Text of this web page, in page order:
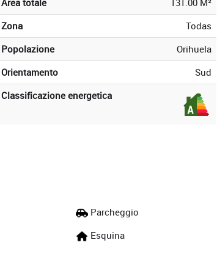
Area totale
131.00 M²
Zona
Todas
Popolazione
Orihuela
Orientamento
Sud
Classificazione energetica
Parcheggio
Esquina